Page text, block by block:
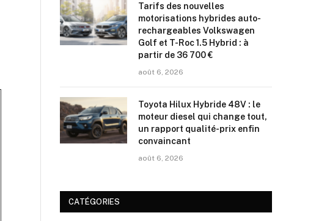
Tarifs des nouvelles
motorisations hybrides auto-
rechargeables Volkswagen
Golf et T-Roc 1.5 Hybrid : à
partir de 36 700 €
août 6, 2026
Toyota Hilux Hybride 48V : le
moteur diesel qui change tout,
un rapport qualité-prix enfin
convaincant
août 6, 2026
CATÉGORIES